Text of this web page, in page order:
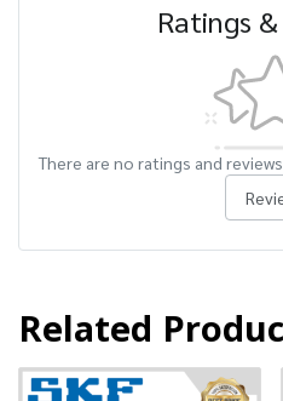
Ratings
There are no ratings and
Related